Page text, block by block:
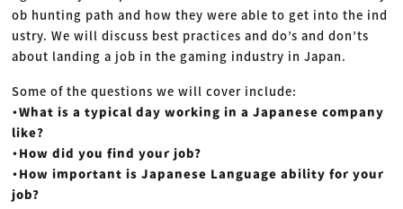
ゲーム・エンタメ
広告
出版
CREATIVE VILLAGEからのお知らせ
プロフェッショナル×つながる×メディア
ob hunting path and how they wereable to get into the ind
ustry. We will discuss best practices and do’s and don’ts
about landing a job in the gaming industry in Japan.
Some of the questions we will cover include:
・What is a typical day working in a Japanese company
like?
・How did you find your job?
・How important is Japanese Language ability for your
job?